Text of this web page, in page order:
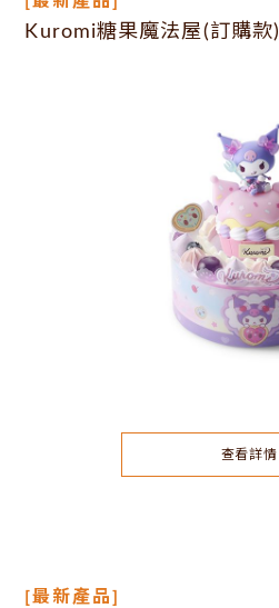
Kuromi糖果魔法屋(訂購款)
查看詳情
[最新產品]